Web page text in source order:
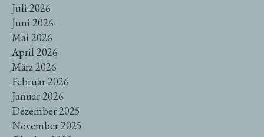
Juli 2026
Juni 2026
Mai 2026
April 2026
März 2026
Februar 2026
Januar 2026
Dezember 2025
November 2025